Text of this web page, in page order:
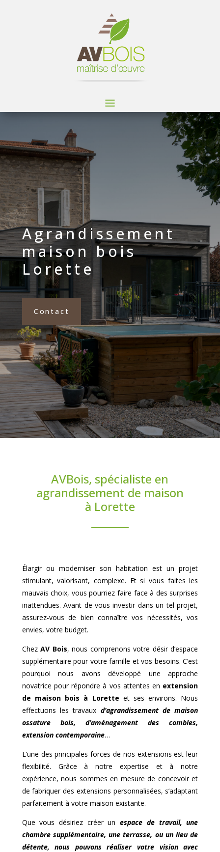
Agrandissement
maison bois
Lorette
Contact
AVBois, spécialiste en
agrandissement de maison
à Lorette
Élargir ou moderniser son habitation est un projet
stimulant, valorisant, complexe. Et si vous faites les
mauvais choix, vous pourriez faire face à des surprises
inattendues. Avant de vous investir dans un tel projet,
assurez-vous de bien connaître vos nécessités, vos
envies, votre budget.
ChezAV Bois, nous comprenons votre désir d’espace
supplémentaire pour votre famille et vos besoins. C’est
pourquoi nous avons développé une approche
novatrice pour répondre à vos attentes en extension
de maison bois à Lorette et ses environs. Nous
effectuons les travaux d’agrandissement de maison
ossature bois, d’aménagement des combles,
extension contemporaine…
L’une des principales forces de nos extensions est leur
flexibilité. Grâce à notre expertise et à notre
expérience, nous sommes en mesure de concevoir et
de fabriquer des extensions personnalisées, s’adaptant
parfaitement à votre maison existante.
Que vous désiriez créer unespace de travail, une
chambre supplémentaire, une terrasse, ou un lieu de
détente, nous pouvons réaliser votre vision avec